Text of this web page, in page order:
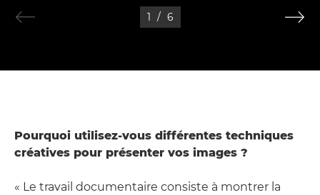
1 / 6
Pourquoi utilisez-vous différentes techniques
créatives pour présenter vos images ?
« Le travail documentaire consiste à montrer la